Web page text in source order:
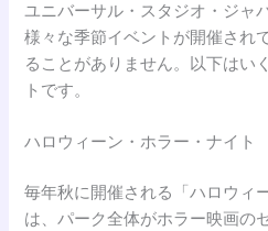
ユニバーサル・スタジオ・ジャ
様々な季節イベントが開催され
ることがありません。以下はい
トです。
ハロウィーン・ホラー・ナイト
毎年秋に開催される「ハロウィ
は、パーク全体がホラー映画の